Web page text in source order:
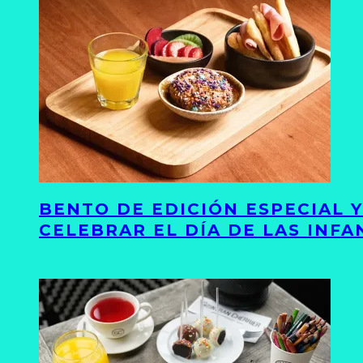
BENTO DE EDICIÓN ESPECIAL
CELEBRAR EL DÍA DE LAS